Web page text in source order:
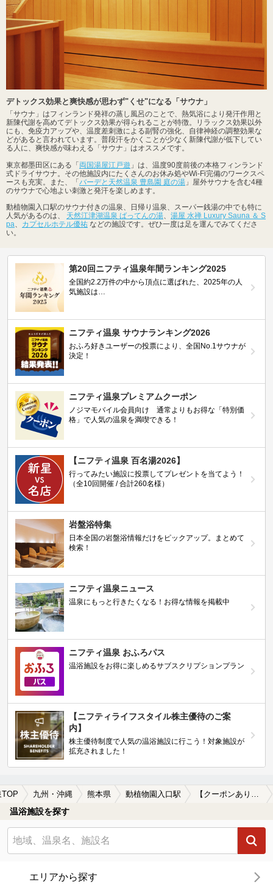
デトックス効果と爽快感が思わず"くせ"になる「サウナ」
「サウナ」はフィンランド発祥の蒸し風呂のことで、熱気浴により発汗作用と
新陳代謝を高めてデトックス効果が得られることが特徴。リラックス効果以外
にも、免疫力アップや、温度差刺激による副腎の強化、自律神経の調整効果な
どがあると言われています。普段汗をかくことが少なく新陳代謝が低下してい
る人に、爽快感が味わえる「サウナ」はオススメです。
東京都墨田区にある「 両国湯屋江戸遊 」は、温度90度前後の本格フィンランド
式ドライサウナ。その他施設内にたくさんのお休み処やWi-Fi完備のワークスペ
ースも充実。また、「 バーデと天然温泉 豊島園 庭の湯 」屋外サウナを含む4種
のサウナで心地よい刺激と発汗を楽しめます。
動植物園入口駅のサウナ付きの温泉、日帰り温泉、スーパー銭湯の中でも特に
人気があるのは、 天然江津湖温泉 ばってんの湯、 湯屋 水禅 Luxury Sauna ＆ S
pa、 カプセルホテル優祐 などの施設です。ぜひ一度は足を運んでみてくださ
い。
第20回ニフティ温泉年間ランキング2025
全国約2.2万件の中から頂点に選ばれた、2025年の人
気施設は…
ニフティ温泉 サウナランキング2026
おふろ好きユーザーの投票により、全国No.1サウナが
決定！
ニフティ温泉プレミアムクーポン
ノジマモバイル会員向け 通常よりもお得な「特別価
格」で人気の温泉を満喫できる！
【ニフティ温泉 百名湯2026】
行ってみたい施設に投票してプレゼントを当てよう！
（全10回開催 / 合計260名様）
岩盤浴特集
日本全国の岩盤浴情報だけをピックアップ。まとめて
検索！
ニフティ温泉ニュース
温泉にもっと行きたくなる！お得な情報を掲載中
ニフティ温泉 おふろパス
温浴施設をお得に楽しめるサブスクリプションプラン
【ニフティライフスタイル株主優待のご案
内】
株主優待制度で人気の温浴施設に行こう！対象施設が
拡充されました！
TOP 九州・沖縄 熊本県 動植物園入口駅
温浴施設を探す
エリアから探す